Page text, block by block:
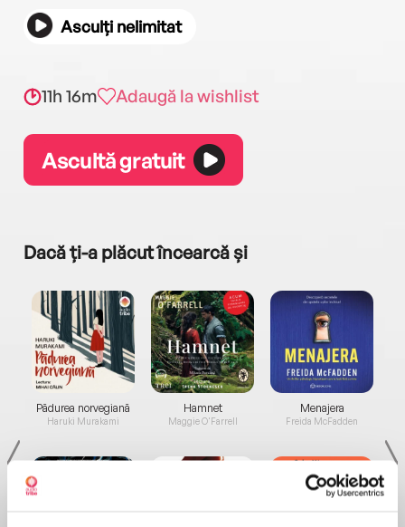
Asculți nelimitat
11h 16m Adaugă la wishlist
Ascultă gratuit
Dacă ți-a plăcut încearcă și
Pădurea norvegiană
Haruki Murakami
Hamnet
Maggie O'Farrell
Menajera
Freida McFadden